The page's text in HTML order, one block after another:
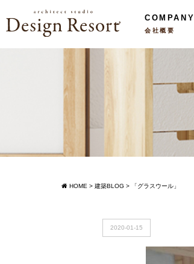
COMPANY
会社概要
HOME > 建築BLOG > 「グラスウール」
2020-01-15